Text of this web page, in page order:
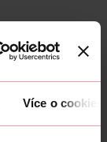
Více o cookies